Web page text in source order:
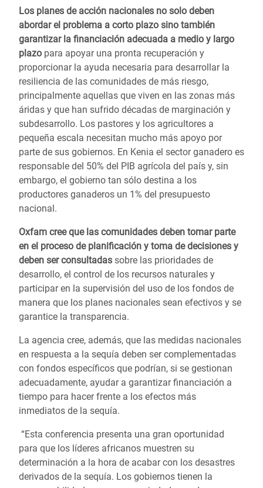
Los planes de acción nacionales no solo deben
abordar el problema a corto plazo sino también
garantizar la financiación adecuada a medio y largo
plazo para apoyar una pronta recuperación y
proporcionar la ayuda necesaria para desarrollar la
resiliencia de las comunidades de más riesgo,
principalmente aquellas que viven en las zonas más
áridas y que han sufrido décadas de marginación y
subdesarrollo. Los pastores y los agricultores a
pequeña escala necesitan mucho más apoyo por
parte de sus gobiernos. En Kenia el sector ganadero es
responsable del 50% del PIB agrícola del país y, sin
embargo, el gobierno tan sólo destina a los
productores ganaderos un 1% del presupuesto
nacional.
Oxfam cree que las comunidades deben tomar parte
en el proceso de planificación y toma de decisiones y
deben ser consultadas sobre las prioridades de
desarrollo, el control de los recursos naturales y
participar en la supervisión del uso de los fondos de
manera que los planes nacionales sean efectivos y se
garantice la transparencia.
La agencia cree, además, que las medidas nacionales
en respuesta a la sequía deben ser complementadas
con fondos específicos que podrían, si se gestionan
adecuadamente, ayudar a garantizar financiación a
tiempo para hacer frente a los efectos más
inmediatos de la sequía.
“Esta conferencia presenta una gran oportunidad
para que los líderes africanos muestren su
determinación a la hora de acabar con los desastres
derivados de la sequía. Los gobiernos tienen la